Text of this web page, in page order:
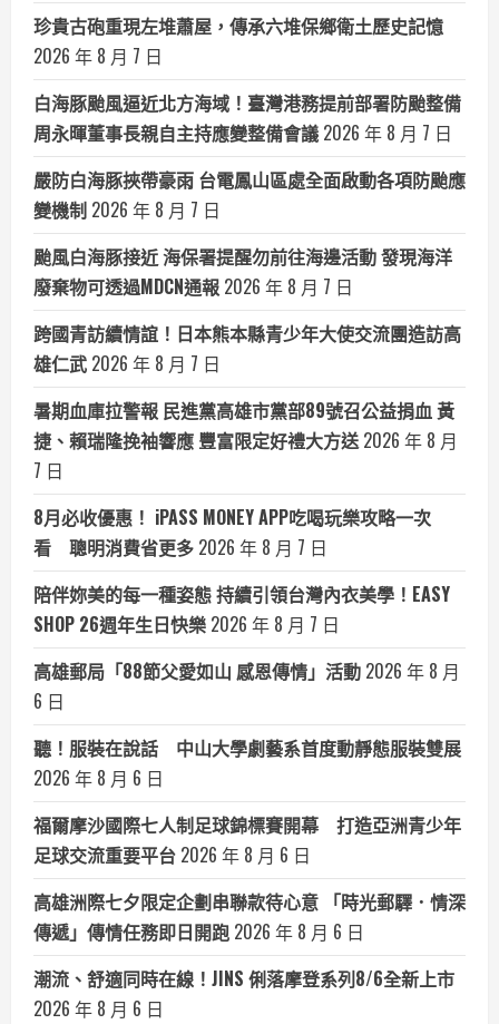
珍貴古砲重現左堆蕭屋，傳承六堆保鄉衛土歷史記憶
2026 年 8 月 7 日
白海豚颱風逼近北方海域！臺灣港務提前部署防颱整備
周永暉董事長親自主持應變整備會議 2026 年 8 月 7 日
嚴防白海豚挾帶豪雨 台電鳳山區處全面啟動各項防颱應
變機制 2026 年 8 月 7 日
颱風白海豚接近 海保署提醒勿前往海邊活動 發現海洋
廢棄物可透過MDCN通報 2026 年 8 月 7 日
跨國青訪續情誼！日本熊本縣青少年大使交流團造訪高
雄仁武 2026 年 8 月 7 日
暑期血庫拉警報 民進黨高雄市黨部89號召公益捐血 黃
捷、賴瑞隆挽袖響應 豐富限定好禮大方送 2026 年 8 月
7 日
8月必收優惠！ iPASS MONEY APP吃喝玩樂攻略一次
看 聰明消費省更多 2026 年 8 月 7 日
陪伴妳美的每一種姿態 持續引領台灣內衣美學！EASY
SHOP 26週年生日快樂 2026 年 8 月 7 日
高雄郵局「88節父愛如山 感恩傳情」活動 2026 年 8 月
6 日
聽！服裝在說話 中山大學劇藝系首度動靜態服裝雙展
2026 年 8 月 6 日
福爾摩沙國際七人制足球錦標賽開幕 打造亞洲青少年
足球交流重要平台 2026 年 8 月 6 日
高雄洲際七夕限定企劃串聯款待心意 「時光郵驛．情深
傳遞」傳情任務即日開跑 2026 年 8 月 6 日
潮流、舒適同時在線！JINS 俐落摩登系列8/6全新上市
2026 年 8 月 6 日